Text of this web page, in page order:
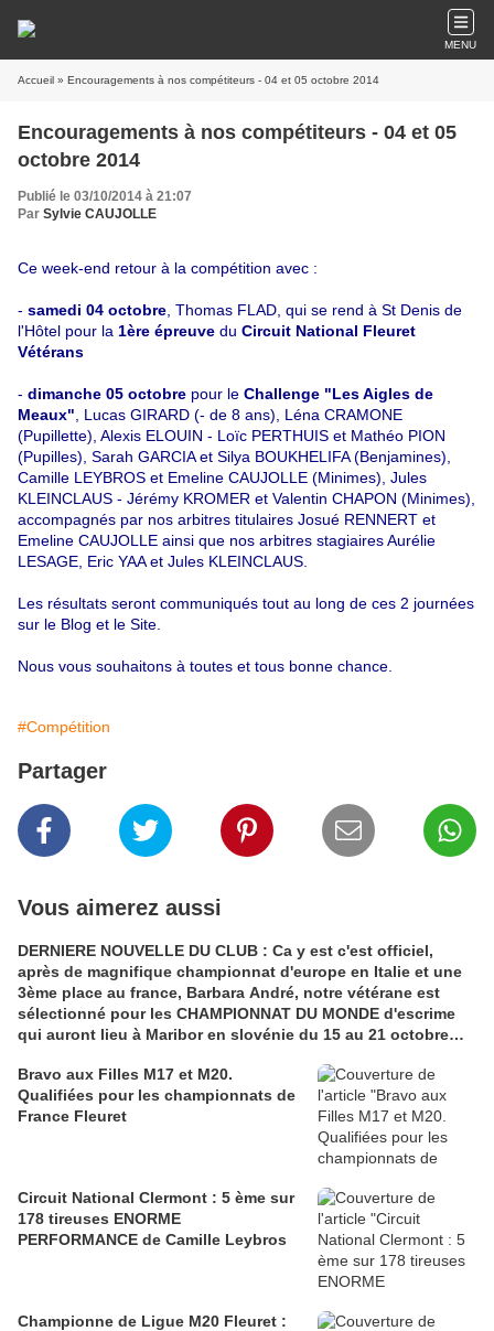
MENU
Accueil » Encouragements à nos compétiteurs - 04 et 05 octobre 2014
Encouragements à nos compétiteurs - 04 et 05
octobre 2014
Publié le 03/10/2014 à 21:07
Par Sylvie CAUJOLLE
Ce week-end retour à la compétition avec :
- samedi 04 octobre , Thomas FLAD, qui se rend à St Denis de
l'Hôtel pour la 1ère épreuve du Circuit National Fleuret
Vétérans
- dimanche 05 octobre pour le Challenge "Les Aigles de
Meaux" , Lucas GIRARD (- de 8 ans), Léna CRAMONE
(Pupillette), Alexis ELOUIN - Loïc PERTHUIS et Mathéo PION
(Pupilles), Sarah GARCIA et Silya BOUKHELIFA (Benjamines),
Camille LEYBROS et Emeline CAUJOLLE (Minimes), Jules
KLEINCLAUS - Jérémy KROMER et Valentin CHAPON (Minimes),
accompagnés par nos arbitres titulaires Josué RENNERT et
Emeline CAUJOLLE ainsi que nos arbitres stagiaires Aurélie
LESAGE, Eric YAA et Jules KLEINCLAUS.
Les résultats seront communiqués tout au long de ces 2 journées
sur le Blog et le Site.
Nous vous souhaitons à toutes et tous bonne chance.
#Compétition
Partager
Vous aimerez aussi
DERNIERE NOUVELLE DU CLUB : Ca y est c'est officiel,
après de magnifique championnat d'europe en Italie et une
3ème place au france, Barbara André, notre vétérane est
sélectionné pour les CHAMPIONNAT DU MONDE d'escrime
qui auront lieu à Maribor en slovénie du 15 au 21 octobre
bientôt
Bravo aux Filles M17 et M20.
Qualifiées pour les championnats de
France Fleuret
Circuit National Clermont : 5 ème sur
178 tireuses ENORME
PERFORMANCE de Camille Leybros
Championne de Ligue M20 Fleuret :